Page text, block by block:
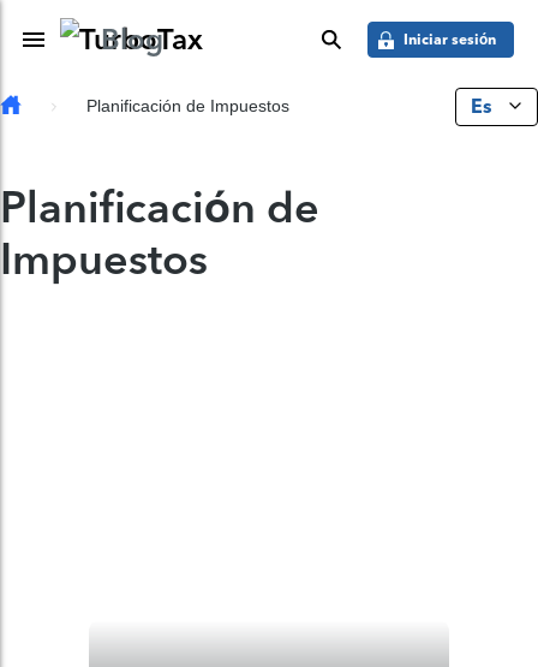
Skip to main content
Toggle Navigation
Blog buscar Iniciar sesión
Planificación de Impuestos Es
Planificación de
Impuestos